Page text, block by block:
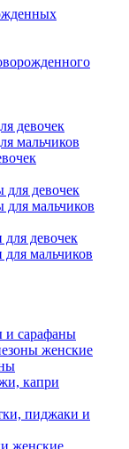
девочек
мальчиков
девочек
мальчиков
девочек
мальчиков
и сарафаны
женские
капри
пиджаки и
женские